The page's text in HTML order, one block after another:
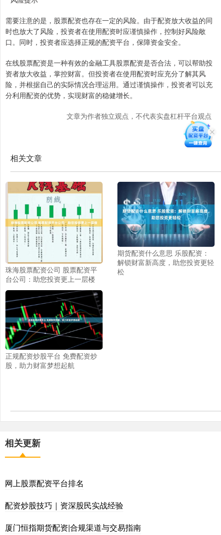
需要注意的是，股票配资也存在一定的风险。由于配资放大收益的同
时也放大了风险，投资者在使用配资时应谨慎操作，控制好风险敞
口。同时，投资者应选择正规的配资平台，保障资金安全。
在线股票配资是一种有效的金融工具股票配资是否合法，可以帮助投
资者放大收益，掌控财富。但投资者在使用配资时应充分了解其风
险，并根据自己的实际情况合理运用。通过谨慎操作，投资者可以充
分利用配资的优势，实现财富的稳健增长。
文章为作者独立观点，不代表实盘杠杆平台观点
相关文章
珠海股票配资公司 股票配资平
台公司：助您投资更上一层楼
期货配资什么意思 乐股配资：
解锁财富新高度，助您投资更轻
松
正规配资炒股平台 免费配资炒
股，助力财富梦想起航
相关更新
网上股票配资平台排名
配资炒股技巧｜资深股民实战经验
厦门恒指期货配资|合规渠道与交易指南